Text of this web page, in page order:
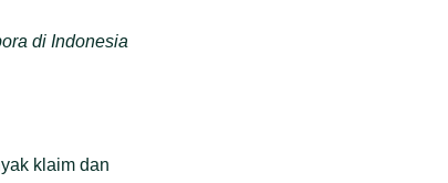
di Indonesia
klaim dan